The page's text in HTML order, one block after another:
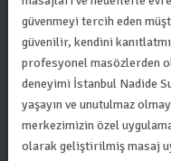
güvenmeyi tercih eden
güvenilir, kendini
profesyonel masözlerden
deneyimi İstanbul Nadide
yaşayın ve unutulmaz
merkezimizin özel
olarak geliştirilmiş masaj